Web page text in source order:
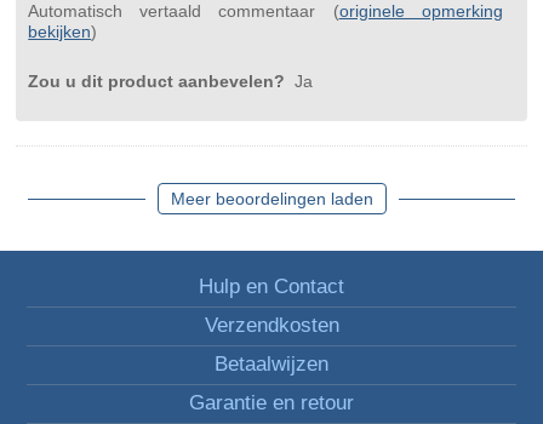
Automatisch vertaald commentaar (originele opmerking
bekijken)
Zou u dit product aanbevelen? Ja
Meer beoordelingen laden
Hulp en Contact
Verzendkosten
Betaalwijzen
Garantie en retour